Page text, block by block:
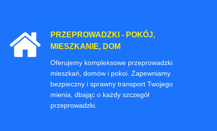
PRZEPROWADZKI - POKÓJ,
MIESZKANIE, DOM
Oferujemy kompleksowe przeprowadzki
mieszkań, domów i pokoi. Zapewniamy
bezpieczny i sprawny transport Twojego
mienia, dbając o każdy szczegół
przeprowadzki.